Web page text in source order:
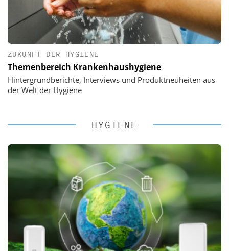
ZUKUNFT DER HYGIENE
Themenbereich Krankenhaushygiene
Hintergrundberichte, Interviews und Produktneuheiten aus
der Welt der Hygiene
HYGIENE